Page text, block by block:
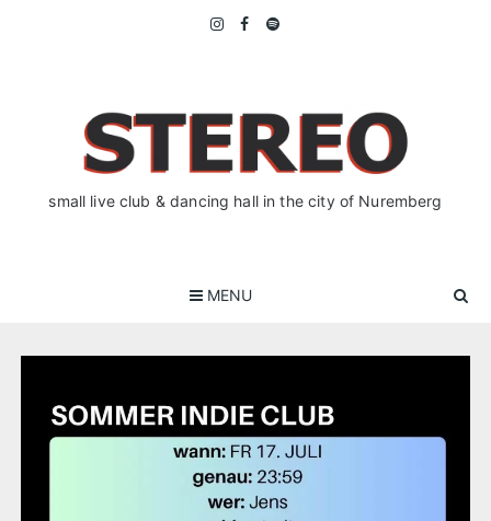
small live club & dancing hall in the city of Nuremberg
MENU